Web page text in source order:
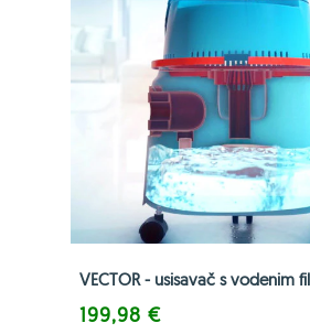
VECTOR - usisavač s vodenim
199,98 €